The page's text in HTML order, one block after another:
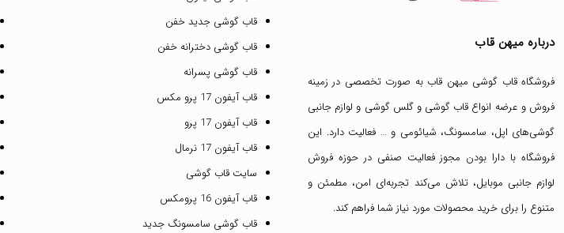
درباره میهن قاب
فروشگاه قاب گوشی میهن قاب به صورت تخصصی در زمینه
فروش و عرضه انواع قاب گوشی وگلس گوشی و لوازم جانبی
گوشی‌های اپل، سامسونگ، شیائومی و … فعالیت دارد. این
فروشگاه با دارا بودن مجوز فعالیت صنفی در حوزه فروش
لوازم جانبی موبایل، تلاش می‌کند تجربه‌ای امن، مطمئن و
متنوع را برای خرید محصولات مورد نیاز شما فراهم کند.
قاب گوشی جدید خفن
قاب گوشی دخترانه خفن
قاب گوشی پسرانه
قاب آیفون 17 پرو مکس
قاب آیفون 17 پرو
قاب آیفون 17 نرمال
سایت قاب گوشی
قاب آیفون 16 پرومکس
قاب گوشی سامسونگ جدید